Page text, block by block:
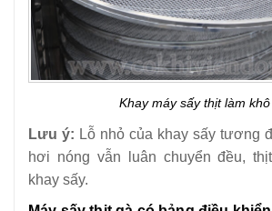
Khay máy sấy thịt làm
Lưu ý: Lỗ nhỏ của khay sấy tương
hơi nóng vẫn luân chuyển đều,
khay sấy.